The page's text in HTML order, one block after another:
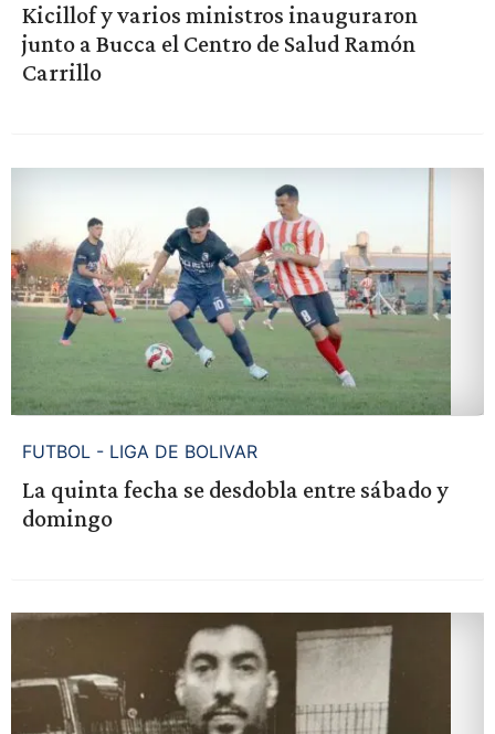
Kicillof y varios ministros inauguraron
junto a Bucca el Centro de Salud Ramón
Carrillo
FUTBOL - LIGA DE BOLIVAR
La quinta fecha se desdobla entre sábado y
domingo